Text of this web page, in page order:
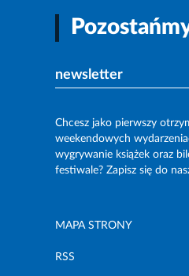
newsletter
Chcesz jako pierwszy
weekendowych
wygrywanie książek oraz
festiwale? Zapisz się do
MAPA STRONY
RSS